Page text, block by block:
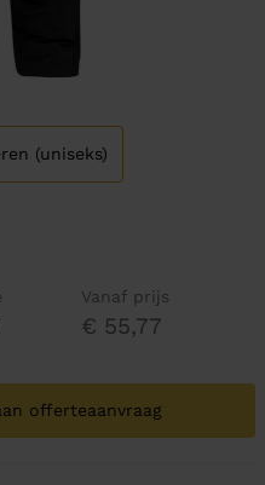
(uniseks)
Vanaf prijs
€ 55,77
offerteaanvraag